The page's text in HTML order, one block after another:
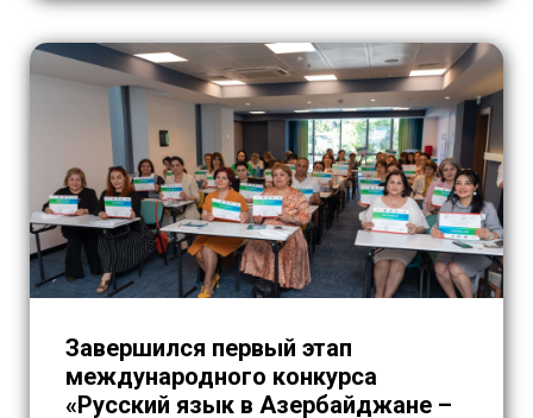
Завершился первый этап
международного конкурса
«Русский язык в Азербайджане –